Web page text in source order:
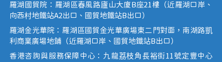
羅湖國貿院：羅湖區春風路廬山大廈B座21樓（近羅湖口岸、
向西村地鐵站A2出口、國貿地鐵站B出口）
羅湖金光華院：羅湖區國貿金光華廣場東二門對面，南湖路凱
利商業廣場地鋪（近羅湖口岸、國貿地鐵站B出口）
香港咨詢與服務保障中心：九龍荔枝角長裕街11號定豐中心